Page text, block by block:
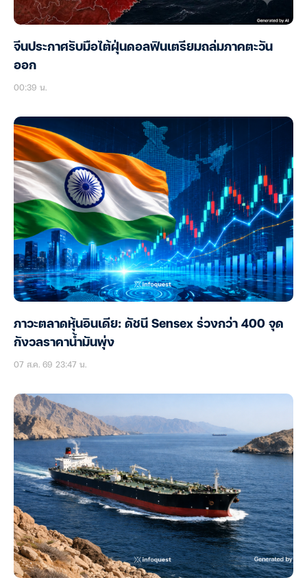
จีนประกาศรับมือไต้ฝุ่นดอลฟินเตรียมถล่มภาคตะวัน
ออก
00:39 น.
ภาวะตลาดหุ้นอินเดีย: ดัชนี Sensex ร่วงกว่า 400 จุด
กังวลราคาน้ำมันพุ่ง
07 ส.ค. 69 23:47 น.